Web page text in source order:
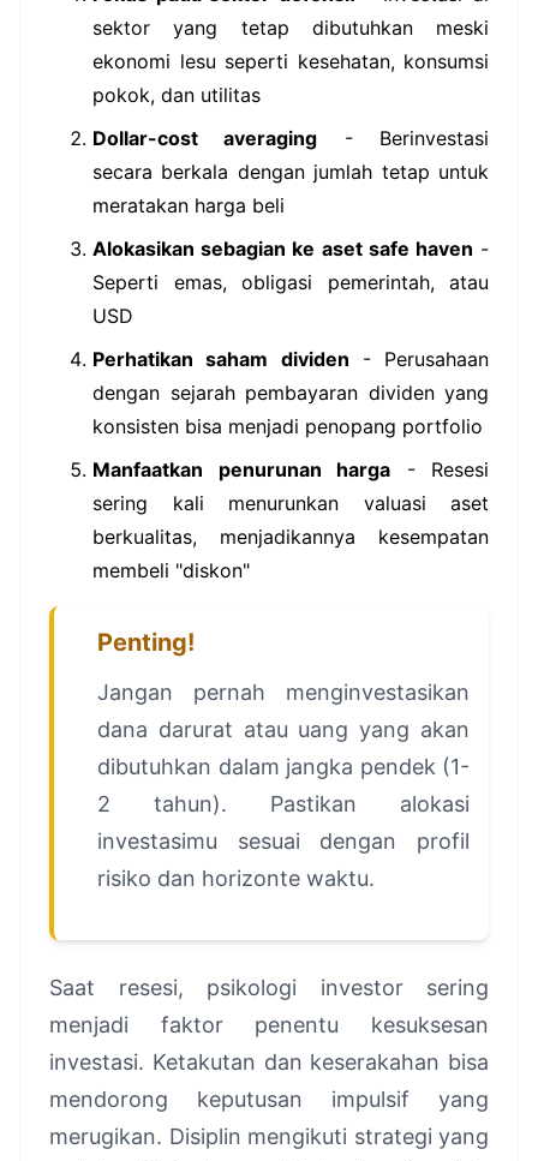
sektor yang tetap dibutuhkan meski
ekonomi lesu seperti kesehatan, konsumsi
pokok, dan utilitas
Dollar-cost averaging - Berinvestasi
secara berkala dengan jumlah tetap untuk
meratakan harga beli
Alokasikan sebagian ke aset safe haven -
Seperti emas, obligasi pemerintah, atau
USD
Perhatikan saham dividen - Perusahaan
dengan sejarah pembayaran dividen yang
konsisten bisa menjadi penopang portfolio
Manfaatkan penurunan harga - Resesi
sering kali menurunkan valuasi aset
berkualitas, menjadikannya kesempatan
membeli "diskon"
Penting!
Jangan pernah menginvestasikan
dana darurat atau uang yang akan
dibutuhkan dalam jangka pendek (1-
2 tahun). Pastikan alokasi
investasimu sesuai dengan profil
risiko dan horizonte waktu.
Saat resesi, psikologi investor sering
menjadi faktor penentu kesuksesan
investasi. Ketakutan dan keserakahan bisa
mendorong keputusan impulsif yang
merugikan. Disiplin mengikuti strategi yang